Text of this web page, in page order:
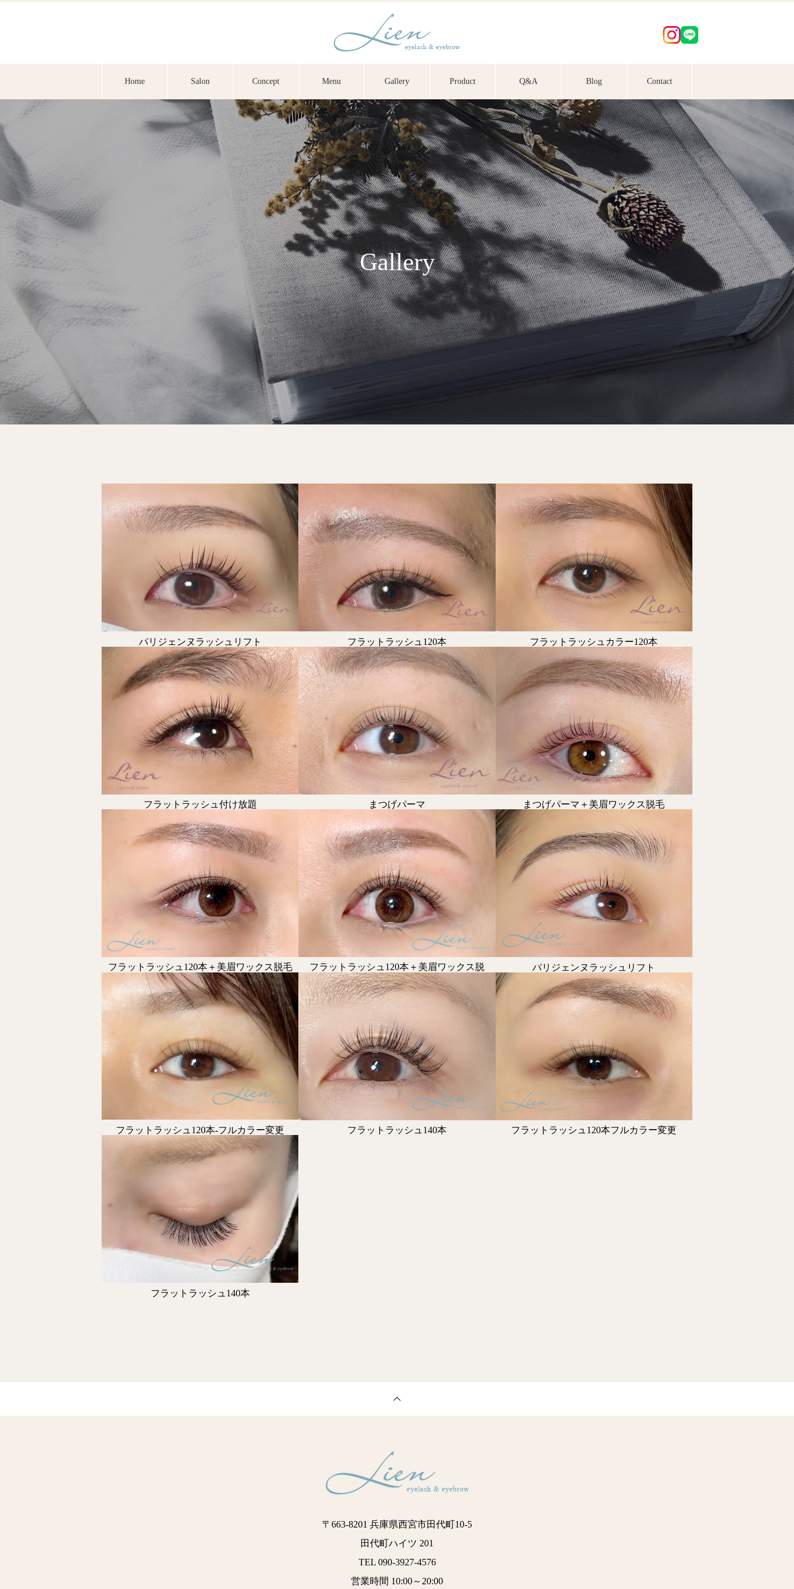
Home Salon Concept Menu Gallery Product Q&A Blog Contact
Gallery
パリジェンヌラッシュリフト フラットラッシュ120本 フラットラッシュカラー120本
フラットラッシュ付け放題 まつげパーマ まつげパーマ＋美眉ワックス脱毛
フラットラッシュ120本＋美眉ワックス脱毛 フラットラッシュ120本＋美眉ワックス脱 パリジェンヌラッシュリフト
フラットラッシュ120本-フルカラー変更 フラットラッシュ140本 フラットラッシュ120本フルカラー変更
フラットラッシュ140本
〒663-8201 兵庫県西宮市田代町10-5
田代町ハイツ 201
TEL 090-3927-4576
営業時間 10:00～20:00